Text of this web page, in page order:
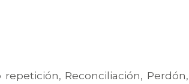
Reconciliación, Perdón,